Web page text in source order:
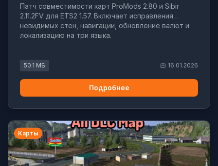
Патч совместимости карт ProMods 2.80 и Sibir
2.11.2FV для ETS2 1.57. Включает исправления
невидимых стен, навигации, обновление валют и
локализацию на три языка.
50.1 МБ 16.01.2026
Подробнее
Карты